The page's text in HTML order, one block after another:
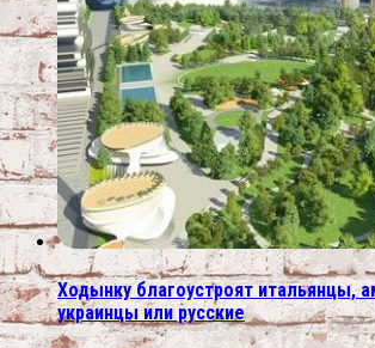
Ходынку благоустроят итальянцы,
украинцы или русские